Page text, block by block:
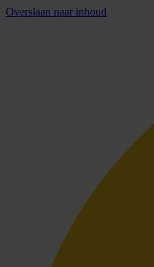
Overslaan naar inhoud